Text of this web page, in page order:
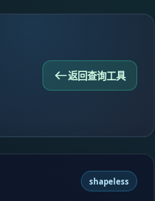
返回查询工具
shapeless